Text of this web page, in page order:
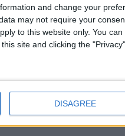
and change your
may not require your
to this website only. You
site and clicking the
DISAGREE